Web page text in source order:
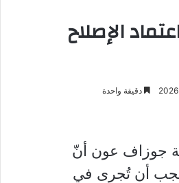
الإصلاح
دقيقة واحدة
جوزاف عون أنّ
يجب أن تُجرى في